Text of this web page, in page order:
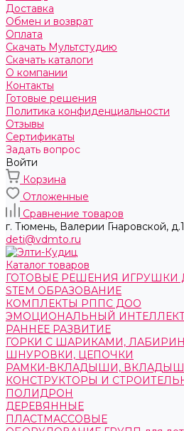
Доставка
Обмен и возврат
Оплата
Скачать Мультстудию
Скачать каталоги
О компании
Контакты
Готовые решения
Политика конфиденциальности
Отзывы
Сертификаты
Задать вопрос
Войти
Корзина
Отложенные
Сравнение товаров
г. Тюмень, ​Валерии Гнаровской,
deti@vdmto.ru
Каталог товаров
ГОТОВЫЕ РЕШЕНИЯ ИГРУШКИ
STEM ОБРАЗОВАНИЕ
КОМПЛЕКТЫ РППС ДОО
ЭМОЦИОНАЛЬНЫЙ
РАННЕЕ РАЗВИТИЕ
ГОРКИ С ШАРИКАМИ,
ШНУРОВКИ, ЦЕПОЧКИ
РАМКИ-ВКЛАДЫШИ,
КОНСТРУКТОРЫ И
ПОЛИДРОН
ДЕРЕВЯННЫЕ
ПЛАСТМАССОВЫЕ